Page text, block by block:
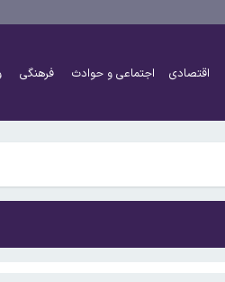
اقتصادی اجتماعی و حوادث فرهنگی
تیم ملی در جام جهانی تا ستاره‌های سابق